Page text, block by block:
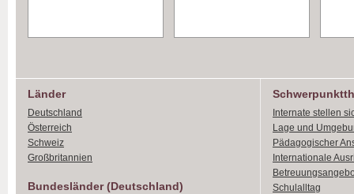
Länder
Deutschland
Österreich
Schweiz
Großbritannien
Bundesländer (Deutschland)
Internate stellen
Lage und
Pädagogischer
Internationale
Schulalltag